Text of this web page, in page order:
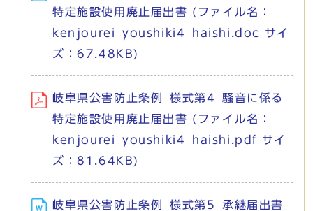
特定施設使用廃止届出書 (ファイル名：
kenjourei_youshiki4_haishi.doc サイ
ズ：67.48KB)
岐阜県公害防止条例_様式第4_騒音に係る
特定施設使用廃止届出書 (ファイル名：
kenjourei_youshiki4_haishi.pdf サイ
ズ：81.64KB)
岐阜県公害防止条例_様式第5_承継届出書